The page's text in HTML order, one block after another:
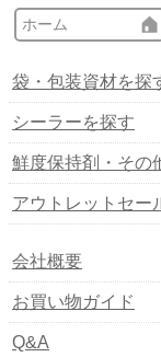
ホーム
袋・包装資材を探
シーラーを探す
鮮度保持剤・その
アウトレットセー
会社概要
お買い物ガイド
Q&A